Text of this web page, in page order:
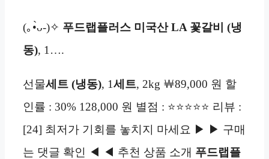
(｡•̀ᴗ-)✧ 푸드랩플러스 미국산 LA 꽃갈비
(냉
동), 1….
선물세트 (냉동), 1세트, 2kg ￦89,000 원 할
인률 : 30% 128,000 원 별점 : ⭐⭐⭐⭐⭐ 리뷰 :
[24] 최저가 기회를 놓치지 마세요 ▶ ▶ 구매
는 댓글 확인 ◀ ◀ 추천 상품 소개 푸드랩플